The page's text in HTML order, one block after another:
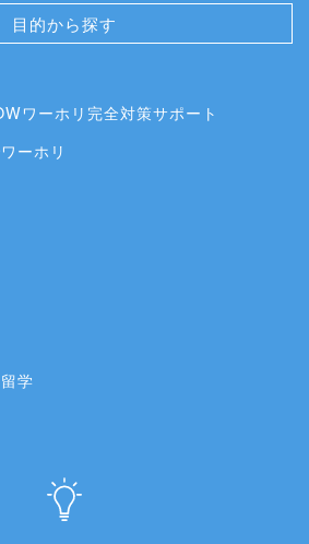
目的から探す
ワーホリ完全対策サポート
ーホリ
学